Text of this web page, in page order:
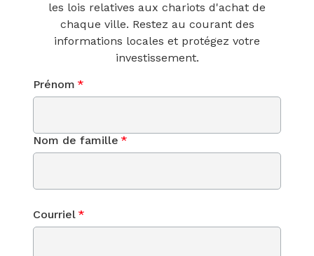
les lois relatives aux chariots d'achat de
chaque ville. Restez au courant des
informations locales et protégez votre
investissement.
Prénom *
Nom de famille *
Courriel *